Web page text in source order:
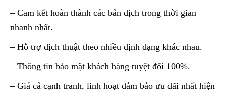
– Cam kết hoàn thành các bản dịch trong thời gian
nhanh nhất.
– Hỗ trợ dịch thuật theo nhiều định dạng khác nhau.
– Thông tin bảo mật khách hàng tuyệt đối 100%.
– Giá cả cạnh tranh, linh hoạt đảm bảo ưu đãi nhất hiện